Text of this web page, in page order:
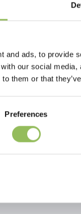
and ads, to provide
our social
them or that
Preferences